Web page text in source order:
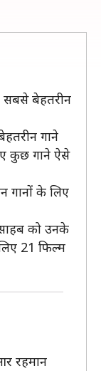
सबसे बेहतरीन
गाने
कुछ गाने ऐसे
गानों के लिए
को उनके
21 फिल्म
रहमान